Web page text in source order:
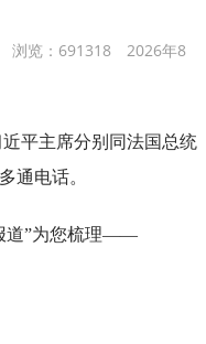
浏览：691318
2026年8
平主席分别同法国总统
通电话。
道”为您梳理——